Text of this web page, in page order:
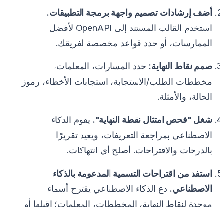
أضف إرشادات تصميم واجهة برمجة التطبيقات.
استخدم القالب المستند إلى OpenAPI لأفضل
الممارسات، أو حدد قواعد مخصصة لفريقك.
صمم نقاط النهاية: حدد المسارات، المعلمات،
مخططات الطلب/الاستجابة، استجابات الأخطاء، رموز
الحالة، والأمثلة.
شغل "فحص امتثال نقطة النهاية". يقوم الذكاء
الاصطناعي بمراجعة التعريفات، ويعيد تقريرًا
بالدرجات والاقتراحات. أصلح أي انتهاكات.
استفد من اقتراحات التسمية المدعومة بالذكاء
الاصطناعي. دع الذكاء الاصطناعي يقترح أسماء
موحدة لنقاط النهاية، المخططات، المعلمات؛ اقبلها أو